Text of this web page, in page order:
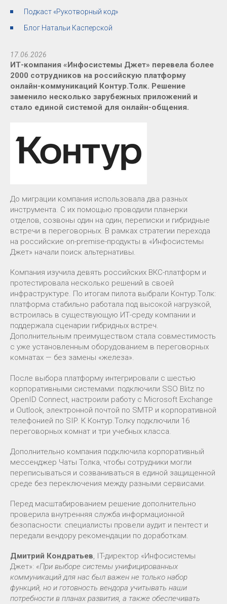
Подкаст «Рукотворный код»
Блог Натальи Касперской
17.06.2026
ИТ-компания «Инфосистемы Джет» перевела более
2000 сотрудников на российскую платформу
онлайн-коммуникаций Контур.Толк. Решение
заменило несколько зарубежных приложений и
стало единой системой для онлайн-общения.
До миграции компания использовала два разных
инструмента. С их помощью проводили планерки
отделов, созвоны один на один, переписки и гибридные
встречи в переговорных. В рамках стратегии перехода
на российские on-premise-продукты в «Инфосистемы
Джет» начали поиск альтернативы.
Компания изучила девять российских ВКС-платформ и
протестировала несколько решений в своей
инфраструктуре. По итогам пилота выбрали Контур.Толк:
платформа стабильно работала под высокой нагрузкой,
встроилась в существующую ИТ-среду компании и
поддержала сценарии гибридных встреч.
Дополнительным преимуществом стала совместимость
с уже установленным оборудованием в переговорных
комнатах — без замены «железа».
После выбора платформу интегрировали с шестью
корпоративными системами: подключили SSO Blitz по
OpenID Connect, настроили работу с Microsoft Exchange
и Outlook, электронной почтой по SMTP и корпоративной
телефонией по SIP. К Контур.Толку подключили 16
переговорных комнат и три учебных класса.
Дополнительно компания подключила корпоративный
мессенджер Чаты Толка, чтобы сотрудники могли
переписываться и созваниваться в единой защищенной
среде без переключения между разными сервисами.
Перед масштабированием решение дополнительно
проверила внутренняя служба информационной
безопасности: специалисты провели аудит и пентест и
передали вендору рекомендации по доработкам.
Дмитрий Кондратьев, IT-директор «Инфосистемы
Джет»: «При выборе системы унифицированных
коммуникаций для нас был важен не только набор
функций, но и готовность вендора учитывать наши
потребности в планах развития, а также обеспечивать